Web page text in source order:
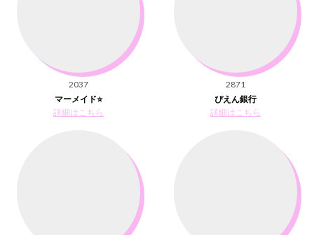
2037
マーメイド⭐️
詳細はこちら
2871
ぴえん銀行
詳細はこちら